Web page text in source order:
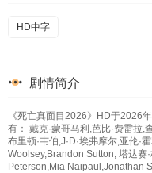
HD中字
剧情简介
《死亡真面目2026》HD于2026
有： 戴克·蒙哥马利,芭比·费雷拉,
布里顿·韦伯,J·D·埃弗摩尔,亚伦·
Woolsey,Brandon Sutton, 塔达赛
Peterson,Mia Naipaul,Jonathan